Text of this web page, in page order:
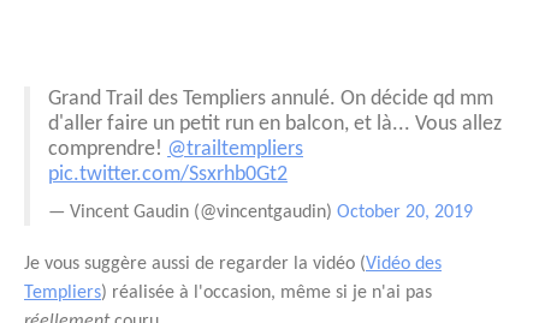
Grand Trail des Templiers annulé. On décide qd mm
d'aller faire un petit run en balcon, et là... Vous allez
comprendre! @trailtempliers
pic.twitter.com/Ssxrhb0Gt2
— Vincent Gaudin (@vincentgaudin) October 20, 2019
Je vous suggère aussi de regarder la vidéo (Vidéo des
Templiers) réalisée à l'occasion, même si je n'ai pas